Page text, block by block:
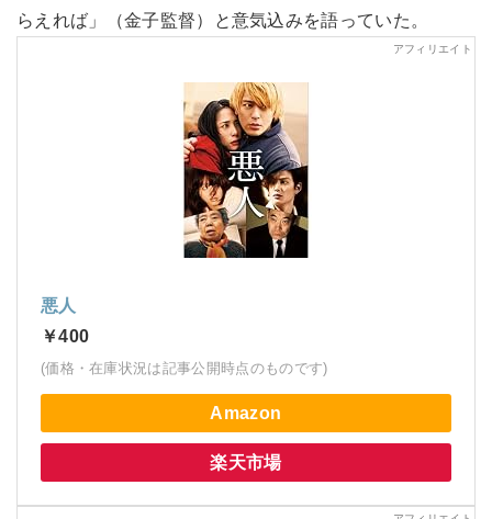
らえれば」（金子監督）と意気込みを語っていた。
悪人
￥400
(価格・在庫状況は記事公開時点のものです)
Amazon
楽天市場